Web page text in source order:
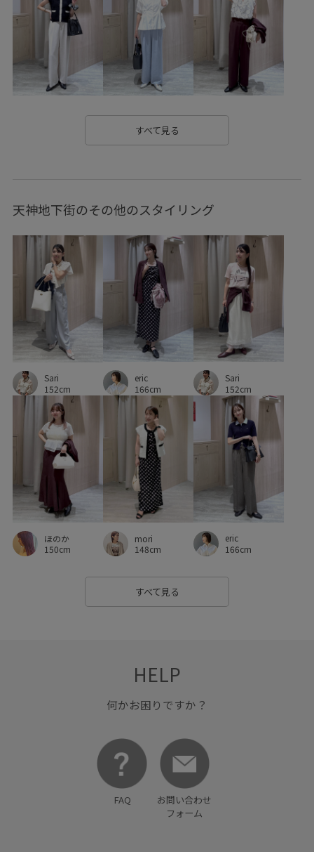
UVケア VIS_2026SS_POLO2 vis_26ss_summertops
vis_okazakisae_may VIS_outdoor VIS_outdoor2
vis_pickup_july_bag Wpickup_items お手入れしやすい
お気に入り急上昇_pickup きれいに見える きれいめ
ウエストがゴム
スタイリッシュ スッキリ スッキリ見え
セットアップ セットアップ対象商品 ツイード素材
ツイード風 デイリーで活躍 トレンド感
ドロストデザイン ニット ニット素材 ネックレス
パンツ ビスチェ ブラウス ブラジャー
ベーシック ポリエステル ミニマル 上品
別注 別注アイテム 別注コラボバッグ 合わせやすい
吸水速乾 女性らしいシルエット 履きやすい 幅広
接触冷感 洗濯機で洗える 爽やか 着回しやすい
着脱しやすい 秋にぴったり 程よいゆとり
細見え 華やか 薄手 透け感
すべて見る
天神地下街のその他のスタイリング
Sari
152cm
eric
166cm
Sari
152cm
ほのか
150cm
mori
148cm
eric
166cm
すべて見る
HELP
何かお困りですか？
FAQ
お問い合わせ
フォーム